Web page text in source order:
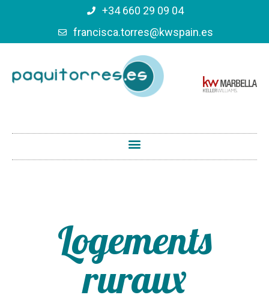
+34 660 29 09 04
francisca.torres@kwspain.es
Logements
ruraux